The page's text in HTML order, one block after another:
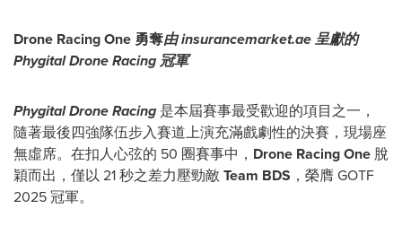
Drone Racing One勇奪由insurancemarket.ae呈獻的
Phygital Drone Racing冠軍
Phygital Drone Racing 是本屆賽事最受歡迎的項目之一，
隨著最後四強隊伍步入賽道上演充滿戲劇性的決賽，現場座
無虛席。在扣人心弦的 50 圈賽事中， Drone Racing One脫
穎而出，僅以 21 秒之差力壓勁敵Team BDS ，榮膺 GOTF
2025 冠軍。